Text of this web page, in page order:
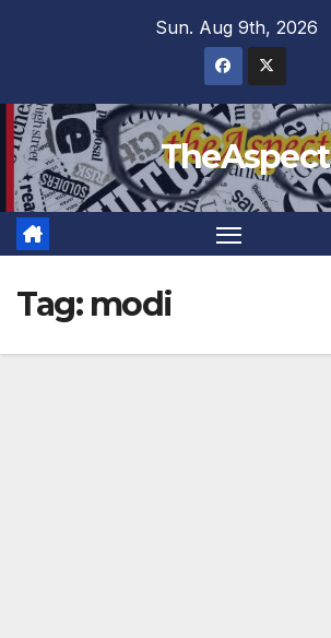
Sun. Aug 9th, 2026
TheAspect
Tag: modi